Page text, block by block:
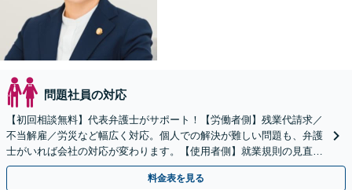
問題社員の対応
【初回相談無料】代表弁護士がサポート！【労働者側】残業代請求／
不当解雇／労災など幅広く対応。個人での解決が難しい問題も、弁護
士がいれば会社の対応が変わります。【使用者側】就業規則の見直し
やハラスメント対策もお任せください【法テラス利用可能】
料金表を見る